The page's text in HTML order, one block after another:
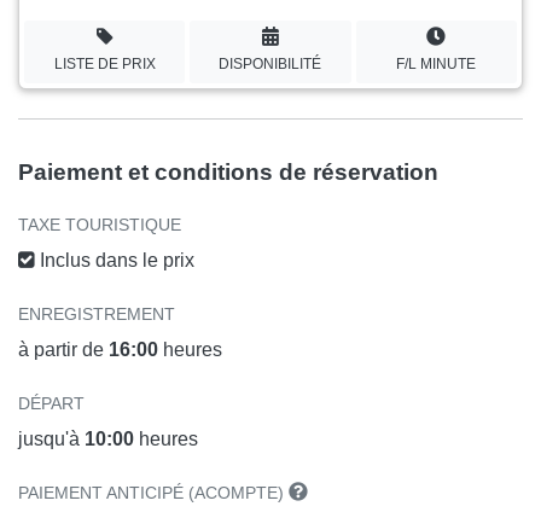
LISTE DE PRIX DISPONIBILITÉ F/L MINUTE
Paiement et conditions de réservation
TAXE TOURISTIQUE
Inclus dans le prix
ENREGISTREMENT
à partir de 16:00 heures
DÉPART
jusqu'à 10:00 heures
PAIEMENT ANTICIPÉ (ACOMPTE)